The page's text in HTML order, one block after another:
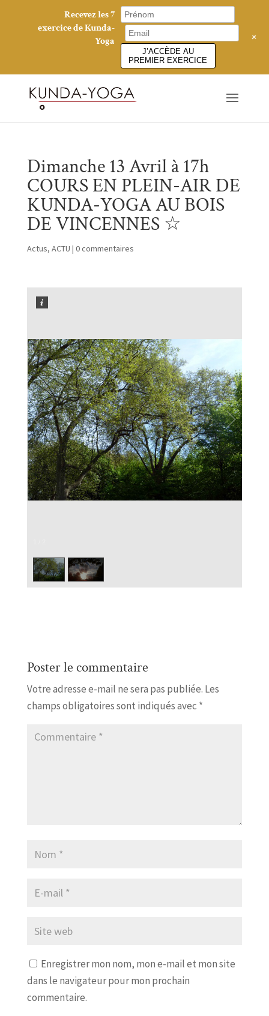
Dimanche 13 Avril à 17h
COURS EN PLEIN-AIR DE
KUNDA-YOGA AU BOIS
DE VINCENNES ☆
Actus, ACTU | 0 commentaires
Poster le commentaire
Votre adresse e-mail ne sera pas publiée. Les
champs obligatoires sont indiqués avec *
Enregistrer mon nom, mon e-mail et mon site
dans le navigateur pour mon prochain
commentaire.
Recevez les 7
exercice de Kunda-
Yoga
J’ACCÈDE AU
PREMIER EXERCICE
+